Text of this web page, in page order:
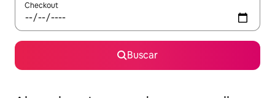
Checkout
Buscar